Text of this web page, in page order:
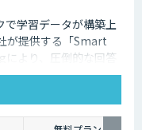
学習データが構築上
が提供する「Smart
より、圧倒的な回答
回答精度が悪い時は管
できる、簡単でかつ